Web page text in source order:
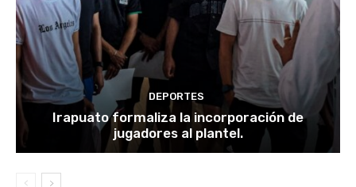
DEPORTES
Irapuato formaliza la incorporación de
jugadores al plantel.